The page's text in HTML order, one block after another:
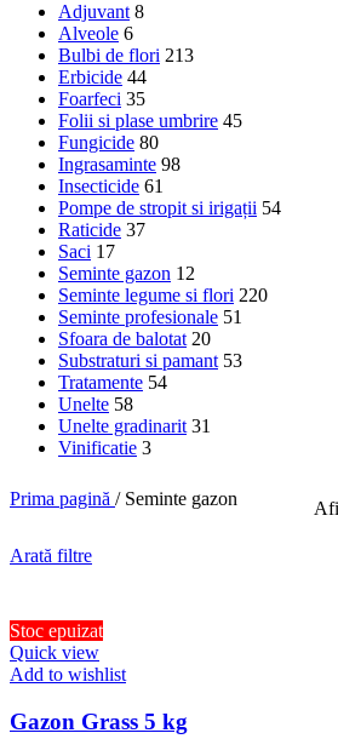
Adjuvant 8
Alveole 6
Bulbi de flori 213
Erbicide 44
Foarfeci 35
Folii si plase umbrire 45
Fungicide 80
Ingrasaminte 98
Insecticide 61
Pompe de stropit si irigații 54
Raticide 37
Saci 17
Seminte gazon 12
Seminte legume si flori 220
Seminte profesionale 51
Sfoara de balotat 20
Substraturi si pamant 53
Tratamente 54
Unelte 58
Unelte gradinarit 31
Vinificatie 3
Prima pagină / Seminte gazon
Arată filtre
Stoc epuizat
Quick view
Add to wishlist
Gazon Grass 5 kg